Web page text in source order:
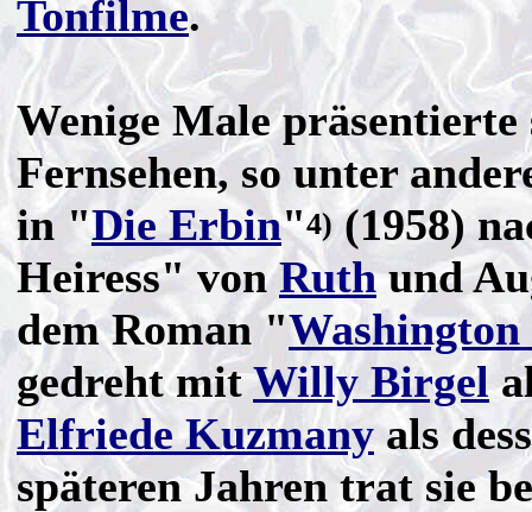
Tonfilme.
Wenige Male
Fernsehen, so unter
in "Die Erbin"4) (1958)
Heiress" vonRuthund
dem Roman "Washington
gedreht mitWilly Birgel
Elfriede Kuzmanyals
späteren Jahren trat sie